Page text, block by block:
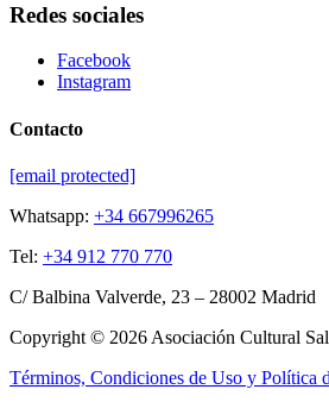
Redes sociales
Facebook
Instagram
Contacto
[email protected]
Whatsapp: +34 667996265
Tel: +34 912 770 770
C/ Balbina Valverde, 23 – 28002 Madrid
Copyright © 2026 Asociación Cultural
Términos, Condiciones de Uso y Política